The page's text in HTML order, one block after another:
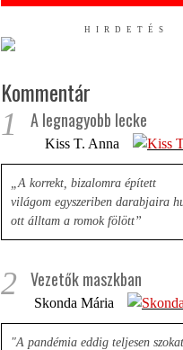
Kommentár
1 A legnagyobb lecke
Kiss T. Anna
„A korrekt, bizalomra épített
világom egyszeriben darabjaira
ott álltam a romok fölött”
2 Vezetők maszkban
Skonda Mária
"A pandémia eddig teljesen